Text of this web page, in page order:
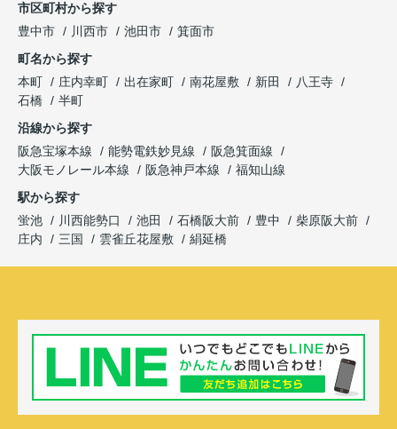
市区町村から探す
豊中市
川西市 池田市
箕面市
町名から探す
本町
庄内幸町 出在家町 南花屋敷 新田
八王寺
石橋
半町
沿線から探す
阪急宝塚本線
能勢電鉄妙見線
阪急箕面線
大阪モノレール本線
阪急神戸本線
福知山線
駅から探す
蛍池
川西能勢口 池田 石橋阪大前 豊中
柴原阪大前
庄内
三国 雲雀丘花屋敷 絹延橋